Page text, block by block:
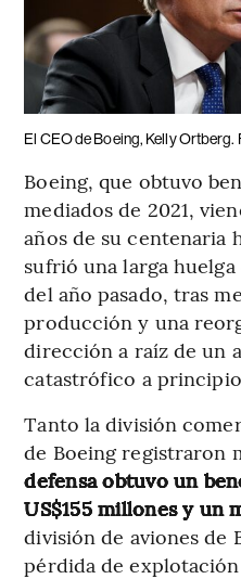
El CEO de Boeing, Kelly
Boeing, que obtuvo
mediados de 2021,
años de su centenaria
sufrió una larga
del año pasado, tras
producción y una
dirección a raíz de un
catastrófico a
Tanto la división
de Boeing registraron
defensa obtuvo un
US$155 millones y un
división de aviones de
pérdida de explotación